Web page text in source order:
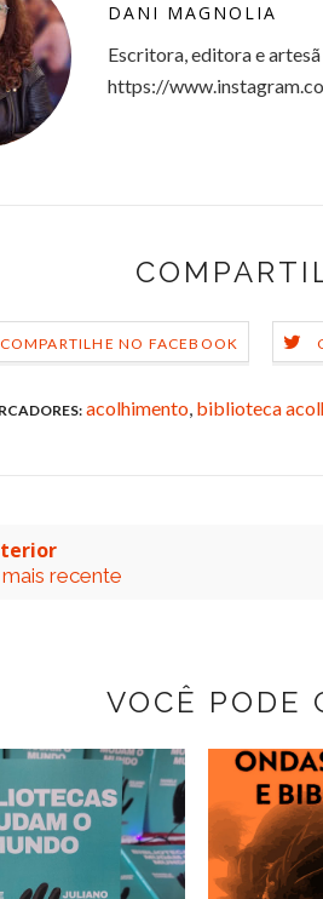
DANI MAGNOLIA
Escritora, editora e
https://
COMPARTILHE NO FACEBOOK
acolhimento, biblioteca
recente
VOCÊ PODE